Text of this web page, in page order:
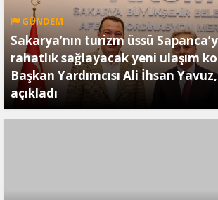
GÜNDEM
Sakarya’nın turizm üssü
rahatlık sağlayacak yeni ulaşım
Başkan Yardımcısı Ali İhsan
açıkladı